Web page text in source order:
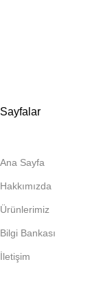
Sayfalar
Ana Sayfa
Hakkımızda
Ürünlerimiz
Bilgi Bankası
İletişim